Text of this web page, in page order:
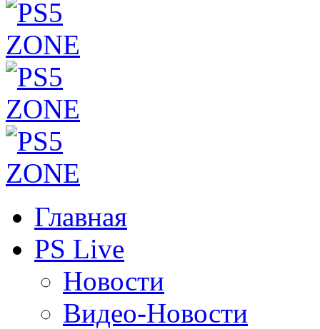
Главная
PS Live
Новости
Видео-Новости